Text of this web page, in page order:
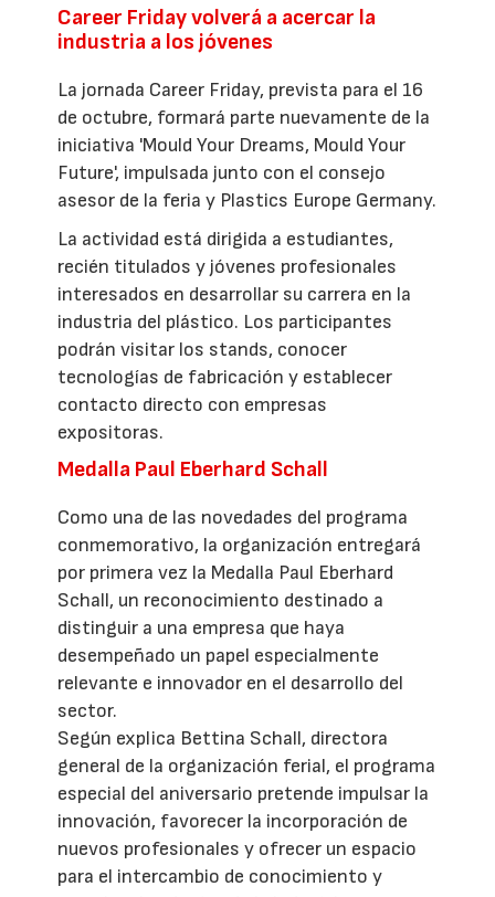
Career Friday volverá a acercar la
industria a los jóvenes
La jornada Career Friday, prevista para el 16
de octubre, formará parte nuevamente de la
iniciativa 'Mould Your Dreams, Mould Your
Future', impulsada junto con el consejo
asesor de la feria y Plastics Europe Germany.
La actividad está dirigida a estudiantes,
recién titulados y jóvenes profesionales
interesados en desarrollar su carrera en la
industria del plástico. Los participantes
podrán visitar los stands, conocer
tecnologías de fabricación y establecer
contacto directo con empresas
expositoras.
Medalla Paul Eberhard Schall
Como una de las novedades del programa
conmemorativo, la organización entregará
por primera vez la Medalla Paul Eberhard
Schall, un reconocimiento destinado a
distinguir a una empresa que haya
desempeñado un papel especialmente
relevante e innovador en el desarrollo del
sector.
Según explica Bettina Schall, directora
general de la organización ferial, el programa
especial del aniversario pretende impulsar la
innovación, favorecer la incorporación de
nuevos profesionales y ofrecer un espacio
para el intercambio de conocimiento y